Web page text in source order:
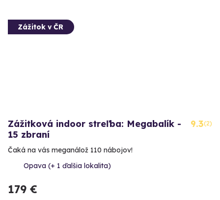
Zážitok v ČR
Zážitková indoor streľba: Megabalík -
15 zbraní
9.3(2)
Čaká na vás meganálož 110 nábojov!
Opava (+ 1 ďalšia lokalita)
179 €